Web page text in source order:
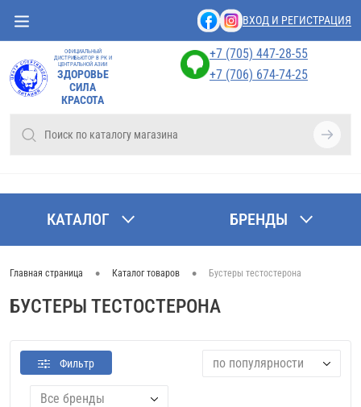
ВХОД И РЕГИСТРАЦИЯ
ОФИЦИАЛЬНЫЙ
ДИСТРИБЬЮТОР В РК И
ЦЕНТРАЛЬНОЙ АЗИИ
ЗДОРОВЬЕ
СИЛА
КРАСОТА
+7 (705) 447-28-55
+7 (706) 674-74-25
КАТАЛОГ БРЕНДЫ
Главная страница • Каталог товаров • Бустеры тестостерона
БУСТЕРЫ ТЕСТОСТЕРОНА
Фильтр по популярности
Все бренды